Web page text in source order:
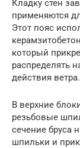
Кладку стен
применяются
Этот пояс
который
распределять
действия ветра.
В верхние
резьбовые
сечение бруса
шпильки и